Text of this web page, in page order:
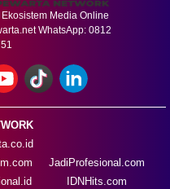
Media Online
WhatsApp: 0812
JadiProfesional.com
IDNHits.com